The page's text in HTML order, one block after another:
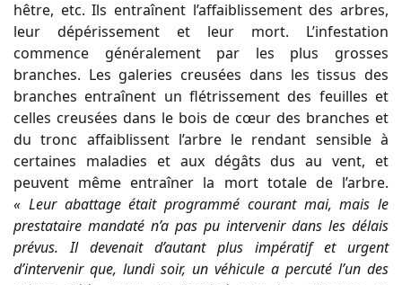
hêtre, etc. Ils entraînent l’affaiblissement des arbres,
leur dépérissement et leur mort. L’infestation
commence généralement par les plus grosses
branches. Les galeries creusées dans les tissus des
branches entraînent un flétrissement des feuilles et
celles creusées dans le bois de cœur des branches et
du tronc affaiblissent l’arbre le rendant sensible à
certaines maladies et aux dégâts dus au vent, et
peuvent même entraîner la mort totale de l’arbre.
« Leur abattage était programmé courant mai, mais le
prestataire mandaté n’a pas pu intervenir dans les délais
prévus. Il devenait d’autant plus impératif et urgent
d’intervenir que, lundi soir, un véhicule a percuté l’un des